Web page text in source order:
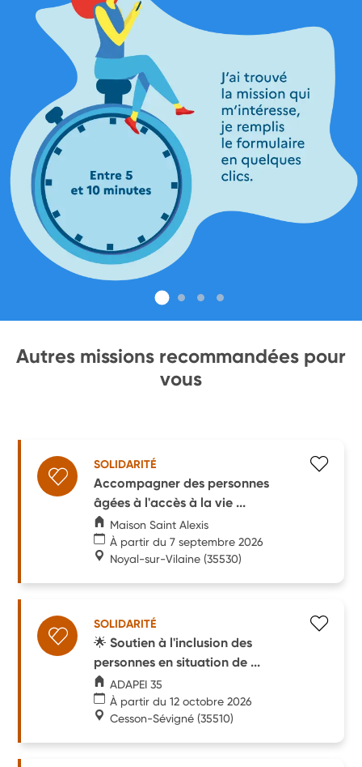
Autres missions recommandées pour
vous
SOLIDARITÉ
Accompagner des personnes
âgées à l'accès à la vie ...
Maison Saint Alexis
À partir du 7 septembre 2026
Noyal-sur-Vilaine (35530)
SOLIDARITÉ
🌟 Soutien à l'inclusion des
personnes en situation de ...
ADAPEI 35
À partir du 12 octobre 2026
Cesson-Sévigné (35510)